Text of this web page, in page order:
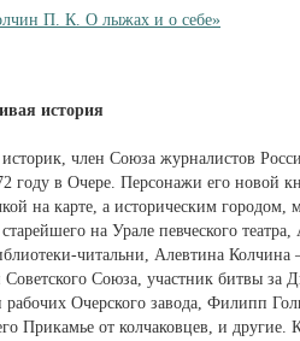
П. К. О лыжах и о себе»
история
член Союза журналистов
в Очере. Персонажи его новой
на карте, а историческим
на Урале певческого
читальни, Алевтина
Союза, участник битвы за
Очерского завода, Филипп
Прикамье от колчаковцев, и другие.